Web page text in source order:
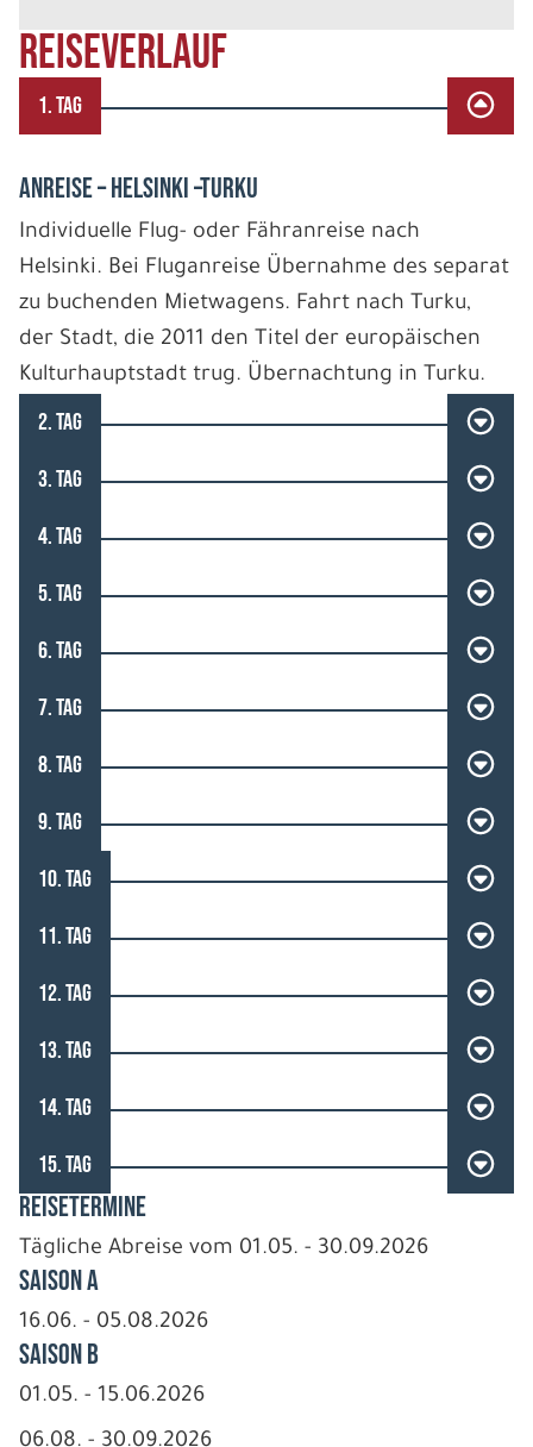
REISEVERLAUF
1. TAG
ANREISE – HELSINKI –TURKU
Individuelle Flug- oder Fähranreise nach
Helsinki. Bei Fluganreise Übernahme des separat
zu buchenden Mietwagens. Fahrt nach Turku,
der Stadt, die 2011 den Titel der europäischen
Kulturhauptstadt trug. Übernachtung in Turku.
2. TAG
3. TAG
4. TAG
5. TAG
6. TAG
7. TAG
8. TAG
9. TAG
10. TAG
11. TAG
12. TAG
13. TAG
14. TAG
15. TAG
REISETERMINE
Tägliche Abreise vom 01.05. - 30.09.2026
Saison A
16.06. - 05.08.2026
Saison B
01.05. - 15.06.2026
06.08. - 30.09.2026